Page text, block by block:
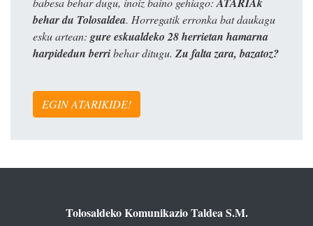
behar du Tolosaldea. Horregatik erronka bat daukagu
esku artean: gure eskualdeko 28 herrietan hamarna
harpidedun berribehar ditugu. Zu falta zara, bazatoz?
EGIN ATARIKIDE!
Tolosaldeko Komunikazio Taldea S.M.